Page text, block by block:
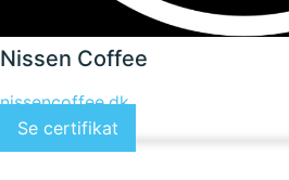
Nissen Coffee
nissencoffee.dk
Se certifikat